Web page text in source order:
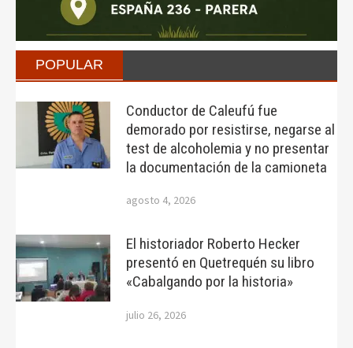
POPULAR
Conductor de Caleufú fue
demorado por resistirse, negarse al
test de alcoholemia y no presentar
la documentación de la camioneta
agosto 4, 2026
El historiador Roberto Hecker
presentó en Quetrequén su libro
«Cabalgando por la historia»
julio 26, 2026